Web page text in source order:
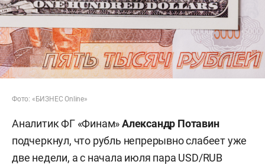
Фото: «БИЗНЕС Online»
Аналитик ФГ «Финам»Александр Потавин
подчеркнул, что рубль непрерывно слабеет уже
две недели, а с начала июля пара USD/RUB